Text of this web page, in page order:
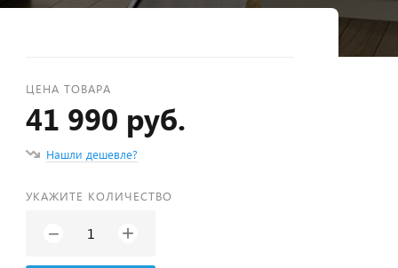
ЦЕНА ТОВАРА
41 990 руб.
Нашли дешевле?
УКАЖИТЕ КОЛИЧЕСТВО
− +